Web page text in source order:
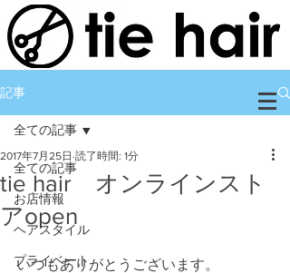
記事
全ての記事
お店情報
ヘアスタイル
プライベート
全ての記事
tie hair オンラインスト
アopen
2017年7月25日 読了時間: 1分
いつもありがとうございます。